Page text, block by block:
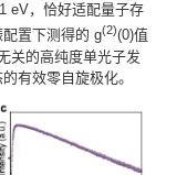
eV，恰好适配量子存
置下测得的 g(2)(0)值
关的高纯度单光子发
有效零自旋极化。